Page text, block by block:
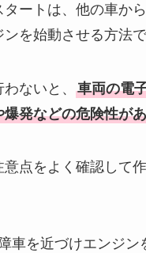
タートは、他の車か
を始動させる方法で
ないと、 車両の電
発などの危険性が
意点をよく確認して
車を近づけエンジン